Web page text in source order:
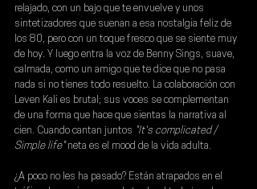
relajado, con un bajo que te envuelve y unos
sintetizadores que suenan a esa nostalgia feliz de
los 80, pero con un toque fresco que se siente muy
de hoy. Y luego entra la voz de Benny Sings, suave,
calmada, como un amigo que te dice que no pasa
nada si no tienes todo resuelto. La colaboración con
Leven Kali es brutal; sus voces se complementan
de una forma que hace que sientas la narrativa al
cien. Cuando cantan juntos "It's complicated /
Simple life" neta es el mood de la vida adulta.
¿A poco no les ha pasado? Están atrapados en el